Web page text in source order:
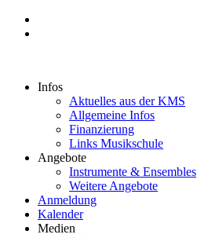
Infos
Aktuelles aus der KMS
Allgemeine Infos
Finanzierung
Links Musikschule
Angebote
Instrumente & Ensembles
Weitere Angebote
Anmeldung
Kalender
Medien